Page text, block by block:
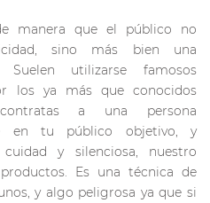
manera que el público no
sino más bien una
Suelen utilizarse famosos
los ya más que conocidos
a una persona
en tu público objetivo, y
y silenciosa, nuestro
Es una técnica de
y algo peligrosa ya que si